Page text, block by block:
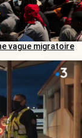
vague migratoire